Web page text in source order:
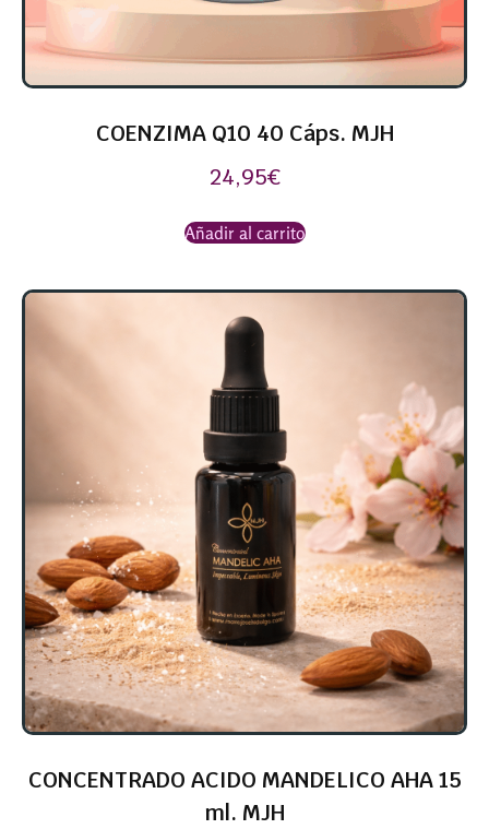
COENZIMA Q10 40 Cáps. MJH
24,95€
Añadir al carrito
CONCENTRADO ACIDO MANDELICO AHA 15
ml. MJH